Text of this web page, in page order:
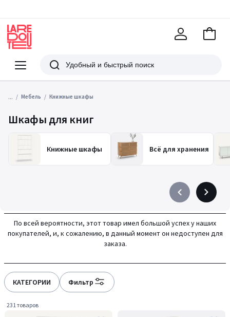
Меню
Redoute
Поиск
В
... Мебель Книжные шкафы
Шкафы для книг
Книжные шкафы Всё для хранения
Précédent
à
gauche
Suivant
à
droite
По всей вероятности, этот товар имел большой успех у наших
покупателей, и, к сожалению, в данный момент он недоступен для
заказа.
КАТЕГОРИИ Фильтр
231 товаров